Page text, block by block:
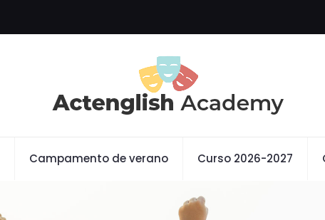
Campamento de verano Curso 2026-2027